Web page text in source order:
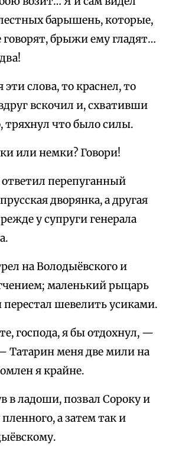
барышень, которые,
брыжи ему гладят…
слова, то краснел, то
вскочил и, схвативши
тряхнул что было силы.
или немки? Говори!
перепуганный
дворянка, а другая
у супруги генерала
на Володыёвского и
маленький рыцарь
шевелить усиками.
господа, я бы отдохнул, —
Татарин меня две мили на
я крайне.
в ладоши, позвал Сороку и
а затем так и